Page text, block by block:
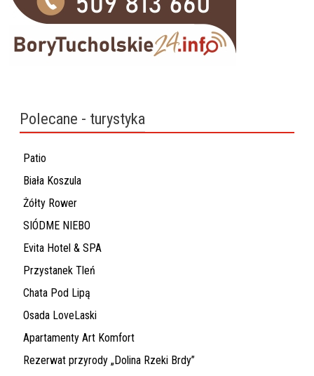
Polecane - turystyka
Patio
Biała Koszula
Żółty Rower
SIÓDME NIEBO
Evita Hotel & SPA
Przystanek Tleń
Chata Pod Lipą
Osada LoveLaski
Apartamenty Art Komfort
Rezerwat przyrody „Dolina Rzeki Brdy”